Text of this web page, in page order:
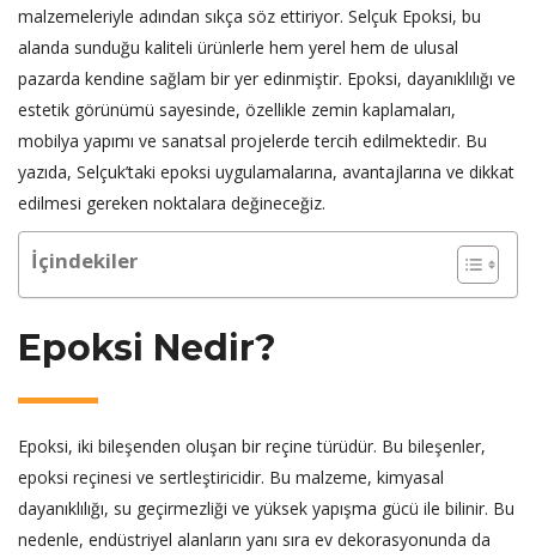
malzemeleriyle adından sıkça söz ettiriyor. Selçuk Epoksi, bu
alanda sunduğu kaliteli ürünlerle hem yerel hem de ulusal
pazarda kendine sağlam bir yer edinmiştir. Epoksi, dayanıklılığı ve
estetik görünümü sayesinde, özellikle zemin kaplamaları,
mobilya yapımı ve sanatsal projelerde tercih edilmektedir. Bu
yazıda, Selçuk’taki epoksi uygulamalarına, avantajlarına ve dikkat
edilmesi gereken noktalara değineceğiz.
İçindekiler
Epoksi Nedir?
Epoksi, iki bileşenden oluşan bir reçine türüdür. Bu bileşenler,
epoksi reçinesi ve sertleştiricidir. Bu malzeme, kimyasal
dayanıklılığı, su geçirmezliği ve yüksek yapışma gücü ile bilinir. Bu
nedenle, endüstriyel alanların yanı sıra ev dekorasyonunda da